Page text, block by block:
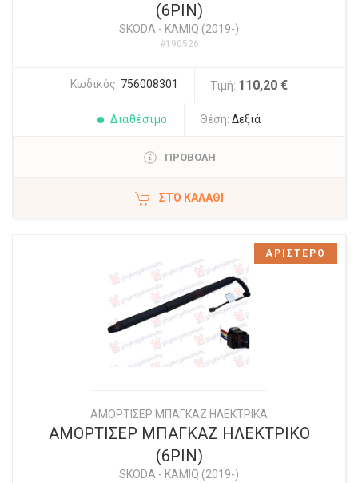
(6PIN)
SKODA - KAMIQ (2019-)
#190526
Κωδικός: 756008301 Τιμή: 110,20 €
Διαθέσιμο Θέση: Δεξιά
ΠΡΟΒΟΛΗ
ΣΤΟ ΚΑΛΆΘΙ
ΑΜΟΡΤΙΣΕΡ ΜΠΑΓΚΑΖ ΗΛΕΚΤΡΙΚΑ
ΑΜΟΡΤΙΣΕΡ ΜΠΑΓΚΑΖ ΗΛΕΚΤΡΙΚΟ
(6PIN)
SKODA - KAMIQ (2019-)
ΑΡΙΣΤΕΡΟ